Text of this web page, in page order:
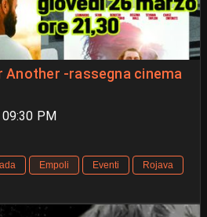
Another -rassegna cinema
09:30 PM
Empoli Eventi
Rojava